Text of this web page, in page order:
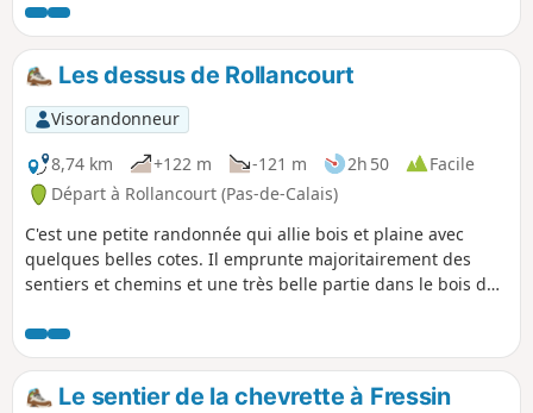
Montigny (3) a été bien nettoyé, ce qui
n'était pas arrivé depuis belle lurette ! Il
est pour l'instant parfaitement
praticable.
Les dessus de Rollancourt
Visorandonneur
8,74 km
+122 m -121 m 2h 50
Facile
Départ à Rollancourt (Pas-de-Calais)
C'est une petite randonnée qui allie bois et plaine avec
quelques belles cotes. Il emprunte majoritairement des
sentiers et chemins et une très belle partie dans le bois de
de croiser quelques chevreuils.
Le sentier de la chevrette à Fressin